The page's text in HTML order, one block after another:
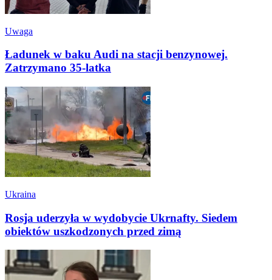
Uwaga
Ładunek w baku Audi na stacji benzynowej.
Zatrzymano 35-latka
Ukraina
Rosja uderzyła w wydobycie Ukrnafty. Siedem
obiektów uszkodzonych przed zimą